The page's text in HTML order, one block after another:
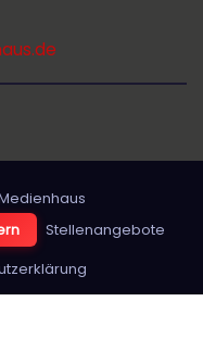
Stellenangebote